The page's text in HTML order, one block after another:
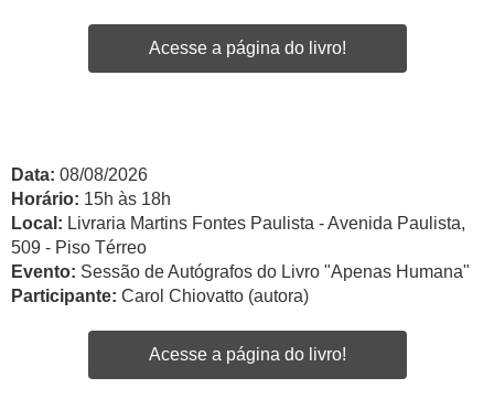
Acesse a página do livro!
Data: 08/08/2026
Horário: 15h às 18h
Local: Livraria Martins Fontes Paulista - Avenida Paulista,
509 - Piso Térreo
Evento: Sessão de Autógrafos do Livro "Apenas Humana"
Participante: Carol Chiovatto (autora)
Acesse a página do livro!